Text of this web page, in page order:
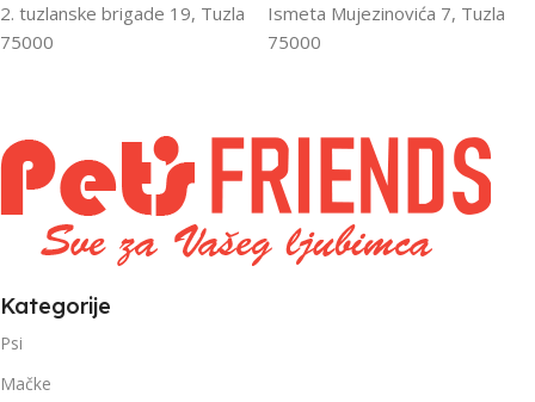
FILTRIRAJ PO TEŽINI
1kg – 3kg
FILTRIRAJ PO TEŽINI
2. tuzlanske brigade 19, Tuzla
75000
Ismeta Mujezinovića 7, Tuzla
75000
Kategorije
Psi
Mačke